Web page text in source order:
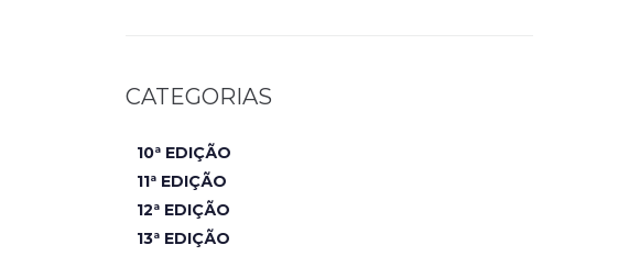
CATEGORIAS
10ª EDIÇÃO
11ª EDIÇÃO
12ª EDIÇÃO
13ª EDIÇÃO